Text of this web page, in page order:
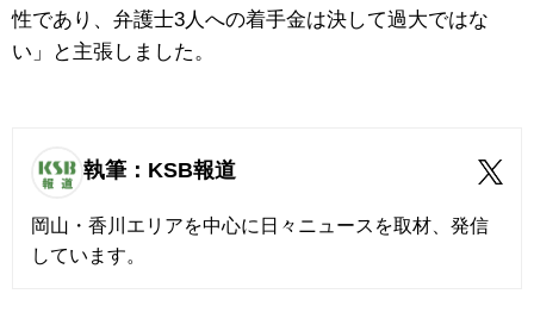
性であり、弁護士3人への着手金は決して過大ではな
い」と主張しました。
執筆：KSB報道
岡山・香川エリアを中心に日々ニュースを取材、発信
しています。